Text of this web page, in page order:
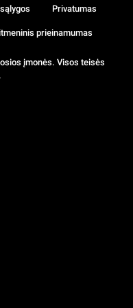
įmonės. Visos teisės
Privatumas
prieinamumas